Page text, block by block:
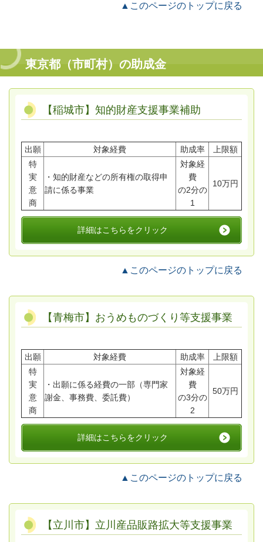
▲このページのトップに戻る
東京都（市町村）の助成金
【稲城市】知的財産支援事業補助
出願 対象経費 助成率
上限額
特
実
意
商
・知的財産などの所有権の取得申
請に係る事業
対象経
費
の2分の
1
10万円
詳細はこちらをクリック
▲このページのトップに戻る
【青梅市】おうめものづくり等支援事業
出願 対象経費 助成率
上限額
特
実
意
商
・出願に係る経費の一部（専門家
謝金、事務費、委託費）
対象経
費
の3分の
2
50万円
詳細はこちらをクリック
▲このページのトップに戻る
【立川市】立川産品販路拡大等支援事業